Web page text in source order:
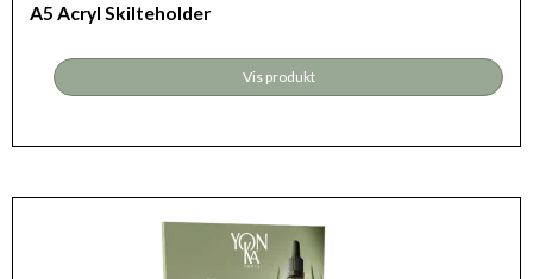
A5 Acryl Skilteholder
Vis produkt